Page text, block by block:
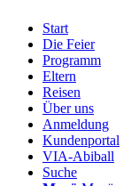
Start
Die Feier
Programm
Eltern
Reisen
Über uns
Anmeldung
Kundenportal
VIA-Abiball
Suche